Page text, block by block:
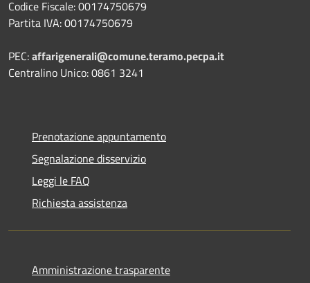
Codice Fiscale: 00174750679
Partita IVA: 00174750679
PEC:affarigenerali@comune.teramo.pecpa.it
Centralino Unico: 0861 3241
Prenotazione appuntamento
Segnalazione disservizio
Leggi le FAQ
Richiesta assistenza
Amministrazione trasparente